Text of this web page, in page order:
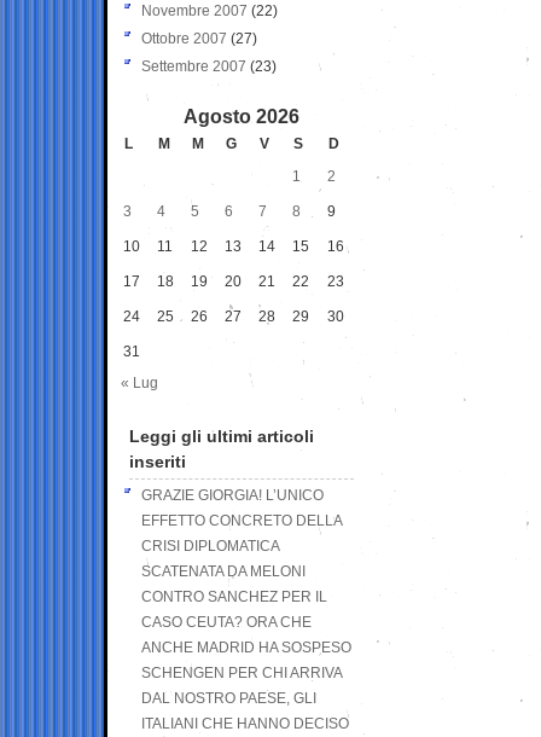
Novembre 2007 (22)
Ottobre 2007 (27)
Settembre 2007 (23)
Agosto 2026
L M M G V S
D
1
2
3 4 5 6 7 8 9
10 11 12 13 14 15 16
17 18 19 20 21 22 23
24 25 26 27 28 29 30
31
« Lug
Leggi gli ultimi articoli
inseriti
GRAZIE GIORGIA! L’UNICO
EFFETTO CONCRETO DELLA
CRISI DIPLOMATICA
SCATENATA DA MELONI
CONTRO SANCHEZ PER IL
CASO CEUTA? ORA CHE
ANCHE MADRID HA SOSPESO
SCHENGEN PER CHI ARRIVA
DAL NOSTRO PAESE, GLI
ITALIANI CHE HANNO DECISO